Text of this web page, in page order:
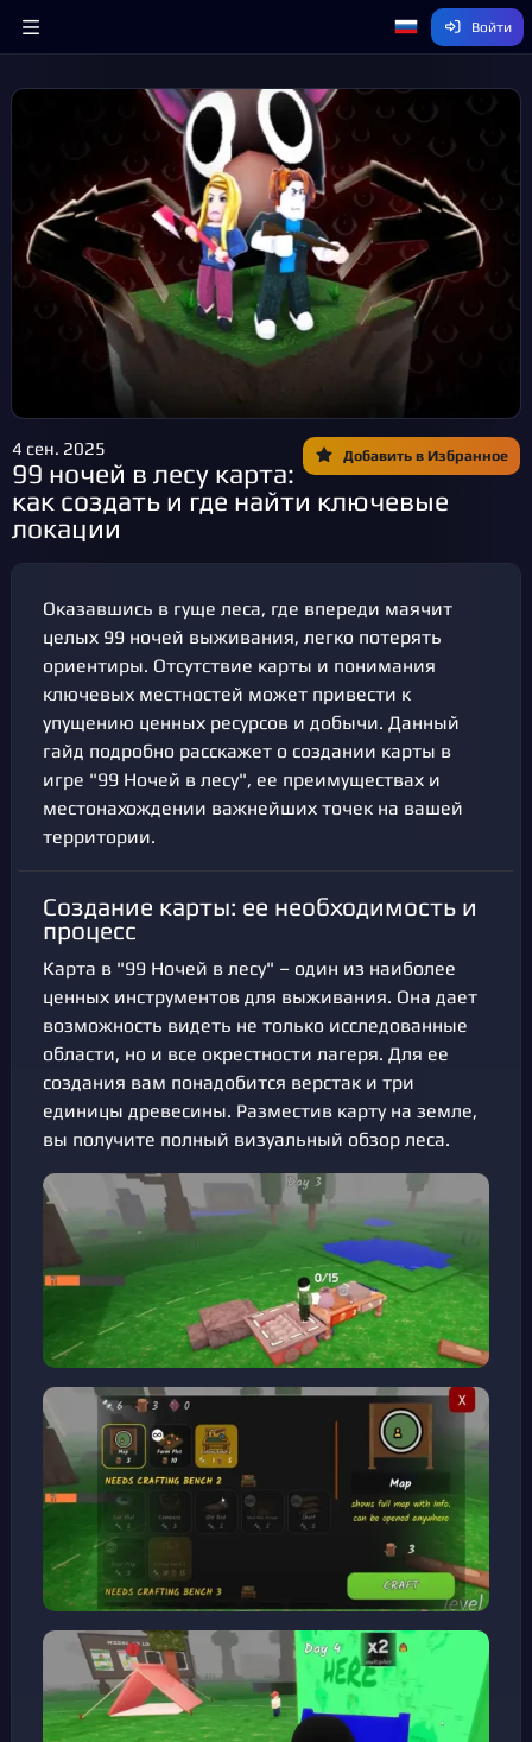
Войти
Добавить в Избранное
4 сен. 2025
99 ночей в лесу карта:
как создать и где найти ключевые
локации
Оказавшись в гуще леса, где впереди маячит
целых 99 ночей выживания, легко потерять
ориентиры. Отсутствие карты и понимания
ключевых местностей может привести к
упущению ценных ресурсов и добычи. Данный
гайд подробно расскажет о создании карты в
игре "99 Ночей в лесу", ее преимуществах и
местонахождении важнейших точек на вашей
территории.
Создание карты: ее необходимость и
процесс
Карта в "99 Ночей в лесу" – один из наиболее
ценных инструментов для выживания. Она дает
возможность видеть не только исследованные
области, но и все окрестности лагеря. Для ее
создания вам понадобится верстак и три
единицы древесины. Разместив карту на земле,
вы получите полный визуальный обзор леса.